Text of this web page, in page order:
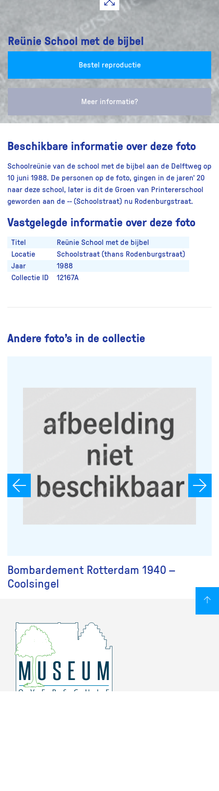
Reünie School met de bijbel
Bestel reproductie
Meer informatie?
Beschikbare informatie over deze foto
Schoolreünie van de school met de bijbel aan de Delftweg op
10 juni 1988. De personen op de foto, gingen in de jaren' 20
naar deze school, later is dit de Groen van Printererschool
geworden aan de -- (Schoolstraat) nu Rodenburgstraat.
Vastgelegde informatie over deze foto
Titel
Reünie School met de bijbel
Locatie
Schoolstraat (thans Rodenburgstraat)
Jaar
1988
Collectie ID
12167A
Andere foto’s in de collectie
Bombardement Rotterdam 1940 –
Coolsingel